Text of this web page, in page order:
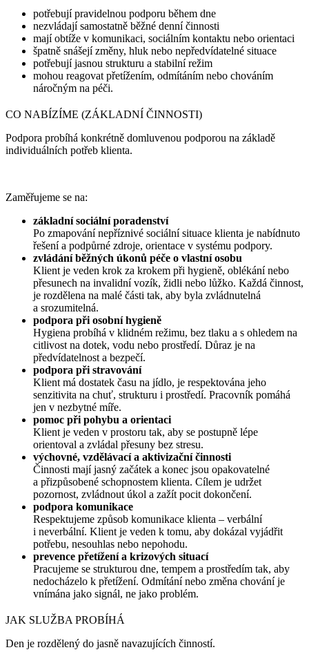
potřebují pravidelnou podporu během dne
nezvládají samostatně běžné denní činnosti
mají obtíže v komunikaci, sociálním kontaktu nebo orientaci
špatně snášejí změny, hluk nebo nepředvídatelné situace
potřebují jasnou strukturu a stabilní režim
mohou reagovat přetížením, odmítáním nebo chováním
náročným na péči.
CO NABÍZÍME (ZÁKLADNÍ ČINNOSTI)
Podpora probíhá konkrétně domluvenou podporou na základě
individuálních potřeb klienta.
Zaměřujeme se na:
základní sociální poradenství
Po zmapování nepříznivé sociální situace klienta je nabídnuto
řešení a podpůrné zdroje, orientace v systému podpory.
zvládání běžných úkonů péče o vlastní osobu
Klient je veden krok za krokem při hygieně, oblékání nebo
přesunech na invalidní vozík, židli nebo lůžko. Každá činnost,
je rozdělena na malé části tak, aby byla zvládnutelná
a srozumitelná.
podpora při osobní hygieně
Hygiena probíhá v klidném režimu, bez tlaku a s ohledem na
citlivost na dotek, vodu nebo prostředí. Důraz je na
předvídatelnost a bezpečí.
podpora při stravování
Klient má dostatek času na jídlo, je respektována jeho
senzitivita na chuť, strukturu i prostředí. Pracovník pomáhá
jen v nezbytné míře.
pomoc při pohybu a orientaci
Klient je veden v prostoru tak, aby se postupně lépe
orientoval a zvládal přesuny bez stresu.
výchovné, vzdělávací a aktivizační činnosti
Činnosti mají jasný začátek a konec jsou opakovatelné
a přizpůsobené schopnostem klienta. Cílem je udržet
pozornost, zvládnout úkol a zažít pocit dokončení.
podpora komunikace
Respektujeme způsob komunikace klienta – verbální
i neverbální. Klient je veden k tomu, aby dokázal vyjádřit
potřebu, nesouhlas nebo nepohodu.
prevence přetížení a krizových situací
Pracujeme se strukturou dne, tempem a prostředím tak, aby
nedocházelo k přetížení. Odmítání nebo změna chování je
vnímána jako signál, ne jako problém.
JAK SLUŽBA PROBÍHÁ
Den je rozdělený do jasně navazujících činností.